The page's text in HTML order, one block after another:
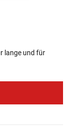
lange und für